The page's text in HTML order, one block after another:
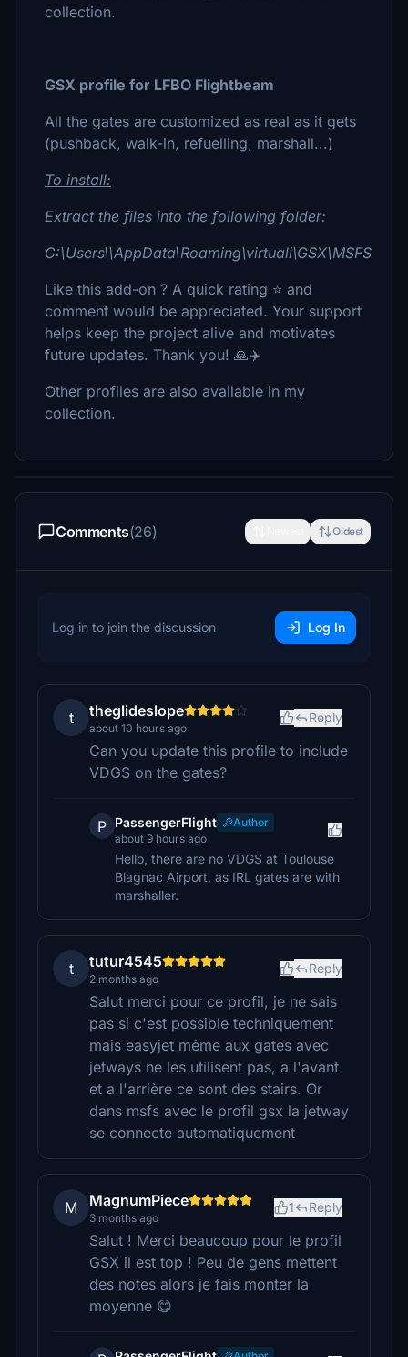
collection.
GSX profile for LFBO Flightbeam
All the gates are customized as real as it gets
(pushback, walk-in, refuelling, marshall...)
To install:
Extract the files into the following folder:
C:\Users\\AppData\Roaming\virtuali\GSX\MSFS
Like this add-on ? A quick rating ⭐ and
comment would be appreciated. Your support
helps keep the project alive and motivates
future updates. Thank you! 🙏✈️
Other profiles are also available in my
collection.
Comments(26) Oldest
Log in to join the discussion Log In
t theglideslope
about 10 hours ago
Reply
Can you update this profile to include
VDGS on the gates?
P PassengerFlight
Author
about 9 hours ago
Hello, there are no VDGS at Toulouse
Blagnac Airport, as IRL gates are with
marshaller.
t tutur4545
2 months ago
Reply
Salut merci pour ce profil, je ne sais
pas si c'est possible techniquement
mais easyjet même aux gates avec
jetways ne les utilisent pas, a l'avant
et a l'arrière ce sont des stairs. Or
dans msfs avec le profil gsx la jetway
se connecte automatiquement
M MagnumPiece
3 months ago
1 Reply
Salut ! Merci beaucoup pour le profil
GSX il est top ! Peu de gens mettent
des notes alors je fais monter la
moyenne 😋